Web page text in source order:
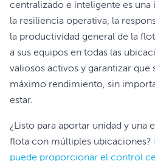
centralizado e inteligente es una
la resiliencia operativa, la
la productividad general de la
a sus equipos en todas las
valiosos activos y garantizar
máximo rendimiento, sin
estar.
¿Listo para aportar unidad y una
flota con múltiples ubicaciones?
puede proporcionar el control